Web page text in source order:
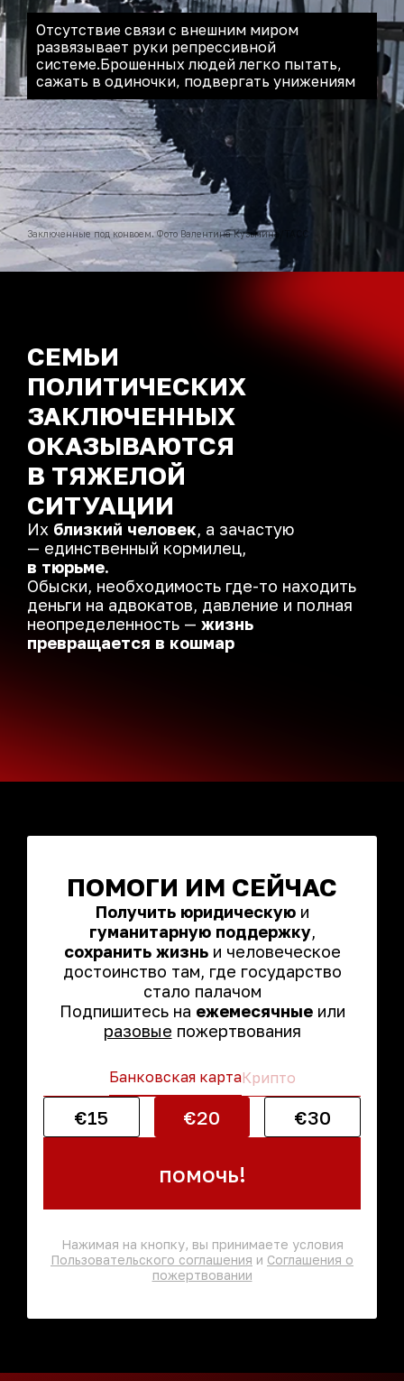
Отсутствие связи с внешним миром
развязывает руки репрессивной
системе.Брошенных людей легко пытать,
сажать в одиночки, подвергать унижениям
Заключенные под конвоем. Фото Валентина Кузьмина/ТАСС
СЕМЬИ
ПОЛИТИЧЕСКИХ
ЗАКЛЮЧЕННЫХ
ОКАЗЫВАЮТСЯ
В ТЯЖЕЛОЙ
СИТУАЦИИ
Их близкий человек, а зачастую
— единственный кормилец,
в тюрьме.
Обыски, необходимость где-то находить
деньги на адвокатов, давление и полная
неопределенность — жизнь
превращается в кошмар
ПОМОГИ ИМ СЕЙЧАС
Получить юридическуюи
гуманитарную поддержку,
сохранить жизньи человеческое
достоинство там, где государство
стало палачом
Подпишитесь на ежемесячныеили
разовые пожертвования
Банковская картаКрипто
€15 €20 €30
помочь!
Нажимая на кнопку, вы принимаете условия
Пользовательского соглашения и Соглашения о
пожертвовании